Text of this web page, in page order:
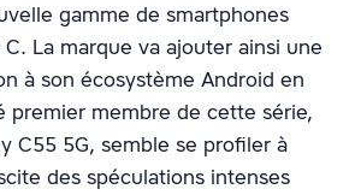
gamme de smartphones
La marque va ajouter ainsi une
à son écosystème Android en
premier membre de cette série,
C55 5G, semble se profiler à
des spéculations intenses